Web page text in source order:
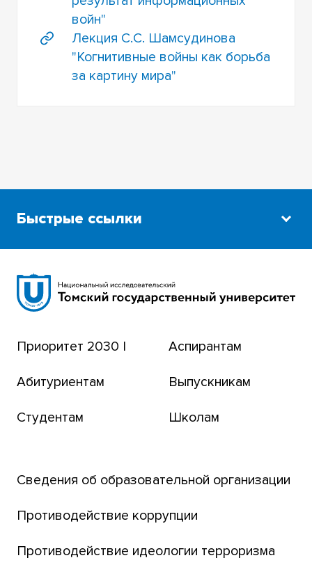
войн"
Лекция С.С. Шамсудинова
"Когнитивные войны как борьба
за картину мира"
Быстрые ссылки
Сибирский ботанический сад
Томский региональный центр коллективного
Транссибирский научный путь
Парк социогуманитарных технологий ТГУ
Английский для всех
ТГУ
Приоритет 2030 |
Абитуриентам
Студентам
Аспирантам
Выпускникам
Школам
Сведения об образовательной организации
Противодействие коррупции
Противодействие идеологии терроризма